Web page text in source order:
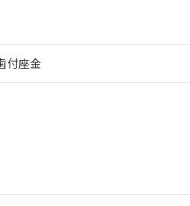
付座金